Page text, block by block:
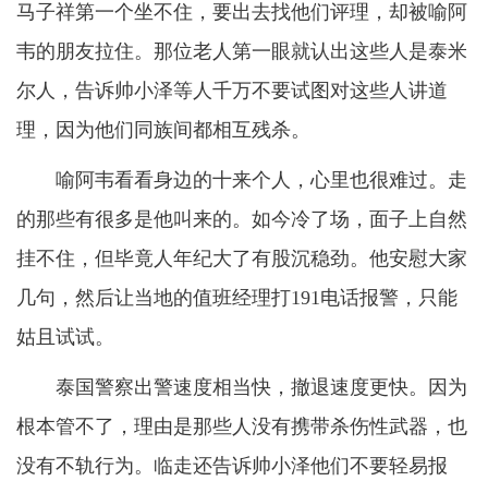
马子祥第一个坐不住，要出去找他们评理，却被喻阿
韦的朋友拉住。那位老人第一眼就认出这些人是泰米
尔人，告诉帅小泽等人千万不要试图对这些人讲道
理，因为他们同族间都相互残杀。
喻阿韦看看身边的十来个人，心里也很难过。走
的那些有很多是他叫来的。如今冷了场，面子上自然
挂不住，但毕竟人年纪大了有股沉稳劲。他安慰大家
几句，然后让当地的值班经理打191电话报警，只能
姑且试试。
泰国警察出警速度相当快，撤退速度更快。因为
根本管不了，理由是那些人没有携带杀伤性武器，也
没有不轨行为。临走还告诉帅小泽他们不要轻易报